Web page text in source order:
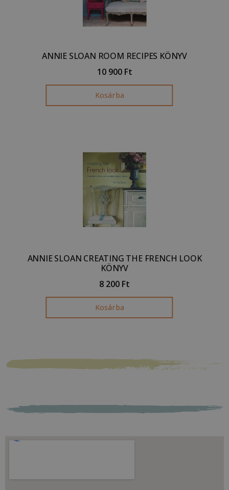
ANNIE SLOAN ROOM RECIPES KÖNYV
10 900 Ft
Kosárba
ANNIE SLOAN CREATING THE FRENCH LOOK
KÖNYV
8 200 Ft
Kosárba